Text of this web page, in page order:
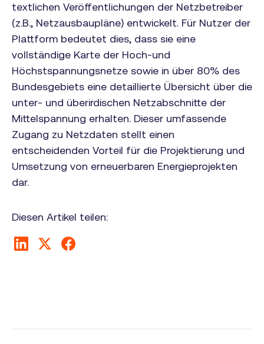
textlichen Veröffentlichungen der Netzbetreiber
(z.B., Netzausbaupläne) entwickelt. Für Nutzer der
Plattform bedeutet dies, dass sie eine
vollständige Karte der Hoch-und
Höchstspannungsnetze sowie in über 80% des
Bundesgebiets eine detaillierte Übersicht über die
unter- und überirdischen Netzabschnitte der
Mittelspannung erhalten. Dieser umfassende
Zugang zu Netzdaten stellt einen
entscheidenden Vorteil für die Projektierung und
Umsetzung von erneuerbaren Energieprojekten
dar.
Diesen Artikel teilen: